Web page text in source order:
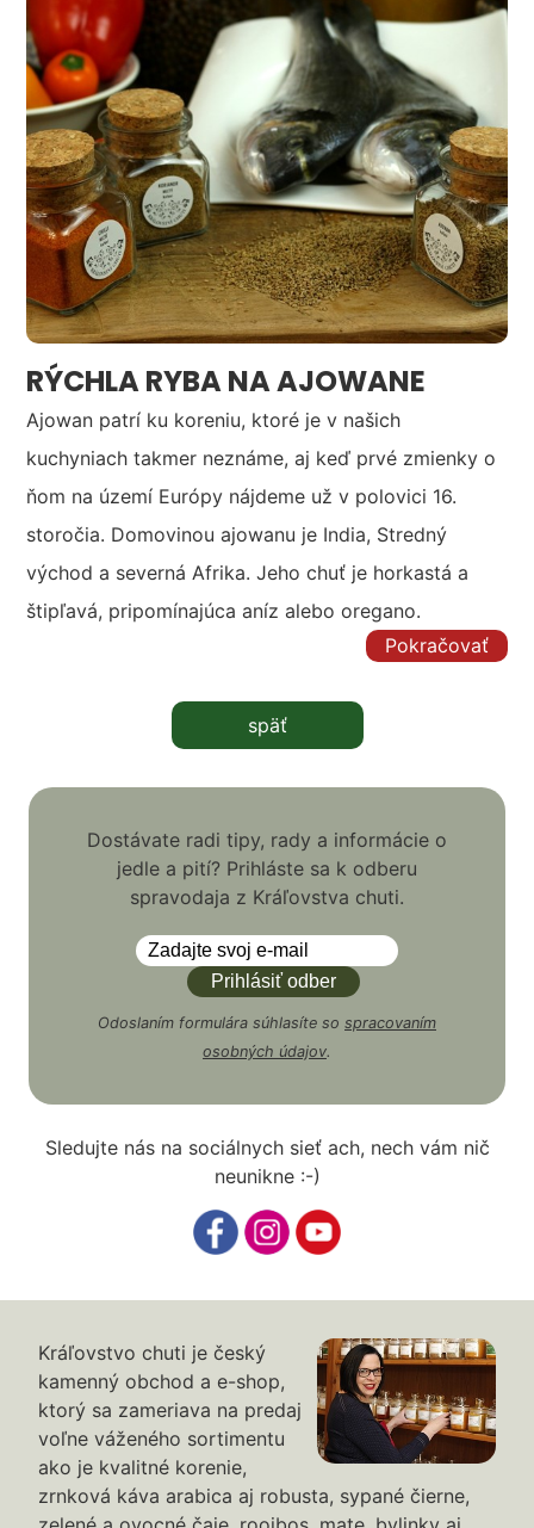
RÝCHLA RYBA NA AJOWANE
Ajowan patrí ku koreniu, ktoré je v našich
kuchyniach takmer neznáme, aj keď prvé zmienky o
ňom na území Európy nájdeme už v polovici 16.
storočia. Domovinou ajowanu je India, Stredný
východ a severná Afrika. Jeho chuť je horkastá a
štipľavá, pripomínajúca aníz alebo oregano.
Pokračovať
späť
Dostávate radi tipy, rady a informácie o
jedle a pití? Prihláste sa k odberu
spravodaja z Kráľovstva chuti.
Odoslaním formulára súhlasíte so spracovaním
osobných údajov.
Sledujte nás na sociálnych sieť ach, nech vám nič
neunikne :-)
Kráľovstvo chuti je český
kamenný obchod a e-shop,
ktorý sa zameriava na predaj
voľne váženého sortimentu
ako je kvalitné korenie,
zrnková káva arabica aj robusta, sypané čierne,